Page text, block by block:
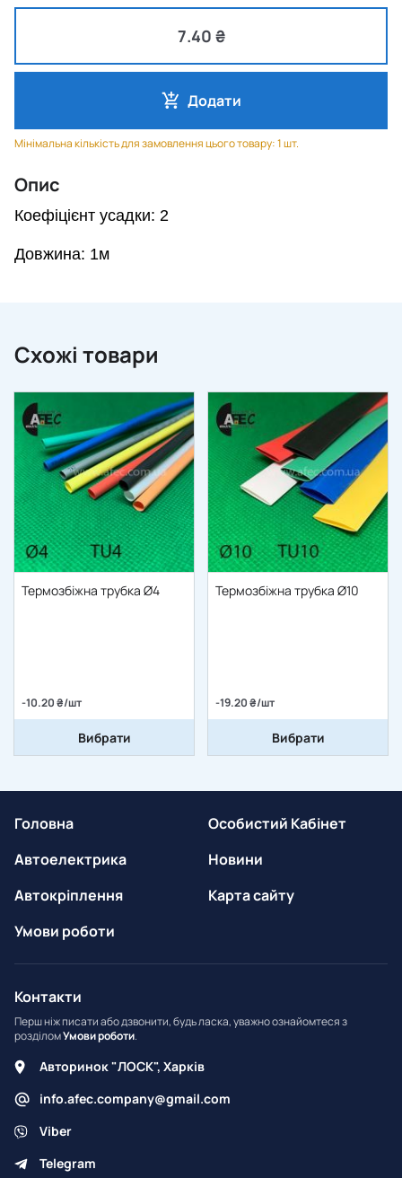
7.40 ₴
Додати
Мінімальна кількість для замовлення цього товару: 1 шт.
Опис
Коефіцієнт усадки: 2
Довжина: 1м
Схожі товари
Термозбіжна трубка Ø4
-10.20 ₴/шт
Вибрати
Термозбіжна трубка Ø10
-19.20 ₴/шт
Вибрати
Головна
Автоелектрика
Автокріплення
Умови роботи
Особистий Кабінет
Новини
Карта сайту
Контакти
Перш ніж писати або дзвонити, будь ласка, уважно ознайомтеся з
розділомУмови роботи.
Авторинок "ЛОСК", Харків
info.afec.company@gmail.com
Viber
Telegram